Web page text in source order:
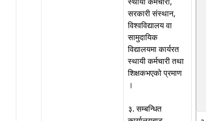
सरकारी संस्थान,
विश्वविद्यालय वा
सामुदायिक
विद्यालयमा कार्यरत
स्थायी कर्मचारी तथा
शिक्षकभएको प्रमाण
।
३. सम्बन्धित